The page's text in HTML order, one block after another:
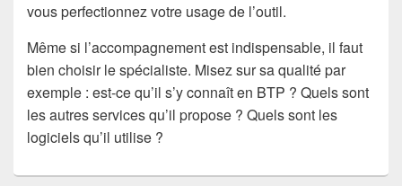
vous perfectionnez votre usage de l’outil.
Même si l’accompagnement est indispensable, il faut
bien choisir le spécialiste. Misez sur sa qualité par
exemple : est-ce qu’il s’y connaît en BTP ? Quels sont
les autres services qu’il propose ? Quels sont les
logiciels qu’il utilise ?